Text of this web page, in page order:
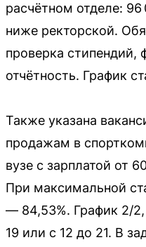
расчётном отделе: 96
ниже ректорской.
проверка стипендий,
отчётность. График
Также указана
продажам в
вузе с зарплатой от
При максимальной
— 84,53%. График 2/2,
19 или с 12 до 21. В